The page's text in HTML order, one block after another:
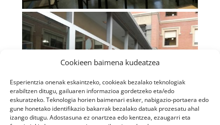
Cookieen baimena kudeatzea
Esperientzia onenak eskaintzeko, cookieak bezalako teknologiak
erabiltzen ditugu, gailuaren informazioa gordetzeko eta/edo
eskuratzeko. Teknologia horien baimenari esker, nabigazio-portaera edo
gune honetako identifikazio bakarrak bezalako datuak prozesatu ahal
izango ditugu. Adostasuna ez onartzea edo kentzea, ezaugarri eta